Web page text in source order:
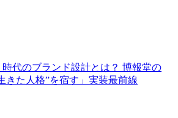
代のブランド設計とは？ 博報堂の
きた人格”を宿す」実装最前線